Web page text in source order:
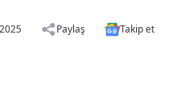
Paylaş Takip et